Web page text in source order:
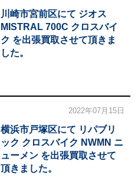
川崎市宮前区にて ジオス
MISTRAL 700C クロスバイ
ク を出張買取させて頂きま
した。
2022年07月15日
横浜市戸塚区にて リパブリ
ック クロスバイク NWMN ニ
ューメン を出張買取させて
頂きました。